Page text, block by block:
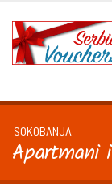
SOKOBANJA
Apartmani